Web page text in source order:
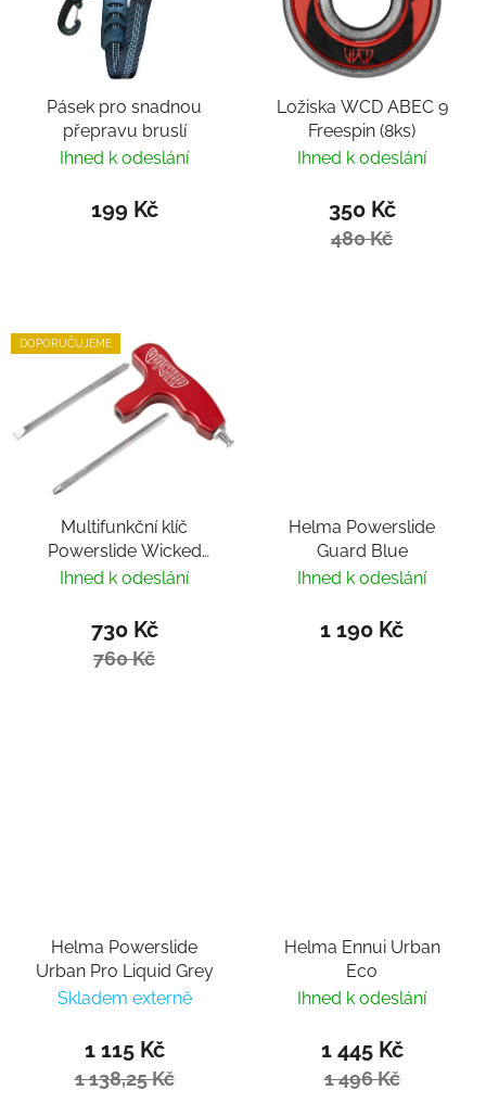
Pásek pro snadnou
přepravu bruslí
Ihned k odeslání
199 Kč
Ložiska WCD ABEC 9
Freespin (8ks)
Ihned k odeslání
350 Kč
480 Kč
DOPORUČUJEME
Multifunkční klíč
Powerslide Wicked
Hardcore Tool
Ihned k odeslání
730 Kč
760 Kč
Helma Powerslide
Guard Blue
Ihned k odeslání
1 190 Kč
Helma Powerslide
Urban Pro Liquid Grey
Skladem externě
1 115 Kč
1 138,25 Kč
Helma Ennui Urban
Eco
Ihned k odeslání
1 445 Kč
1 496 Kč